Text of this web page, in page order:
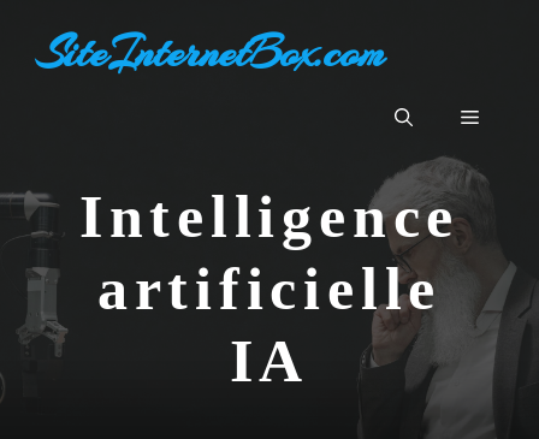
contenuSiteInternetBox.com
Menu
Intelligence
artificielle
IA